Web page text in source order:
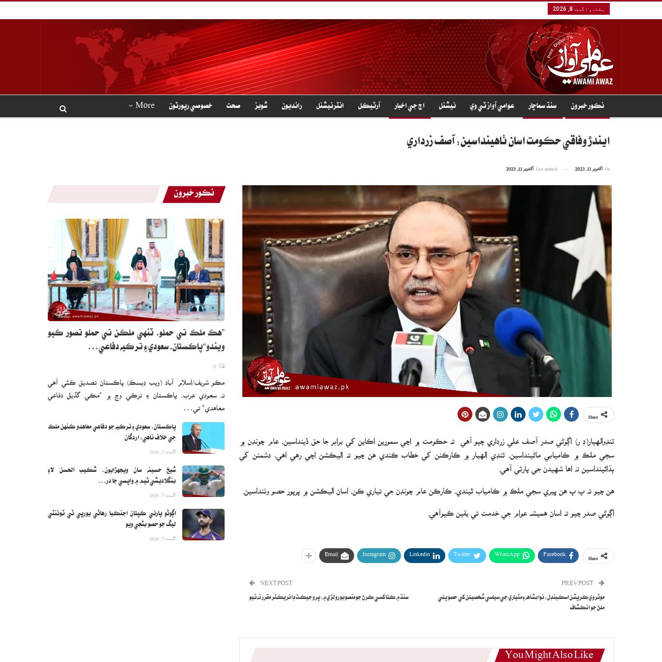
ہفتہ, اگست 8, 2026
نڪور خبرون سنڌ سماچار عوامي آواز ٽي وي نيشنل اڄ جي اخبار آرٽيڪل انٽرنيشنل رانديون شوبز صحت خصوصي رپورٽون More
ايندڙ وفاقي حڪومت اسان ٺاهينداسين: آصف زرداري
اکتوبر 11, 2023 اکتوبر 11, 2023
ٽنڊوالهيار(ڊ ر) اڳوڻي صدر آصف علي زرداري چيو آهي ته حڪومت ۾ اچي سمورين اڪاين کي برابر جا حق ڏينداسين، عام چونڊن ۾
سڄي ملڪ ۾ ڪاميابي ماڻينداسين، ٽنڊي الهيار ۾ ڪارڪنن کي خطاب ڪندي هن چيو ته اليڪشن اچي رهي اهي، دشمنن کي
ٻڌائينداسين ته اها شهيدن جي پارٽي آهي.
هن چيو ته پ پ هن ڀيري سڄي ملڪ ۾ ڪامياب ٿيندي، ڪارڪن عام چونڊن جي تياري ڪن، اسان اليڪشن ۾ ڀرپور حصو وٺنداسين.
اڳوڻي صدر چيو ته اسان هميشه عوام جي خدمت تي يقين ڪيوآهي.
Facebook
WhatsApp
Twitter
Linkedin
Instagram
Email
موٽروي ڪرپشن اسڪينڊل: نوابشاهه ۽ مٽياري جي سياسي شخصيتن کي حصو پتي
ملڻ جو انڪشاف
NEXT POST
سنڌ ۾ ڪتا کسي ڪرڻ جو منصوبو رولڙي ۾، پروجيڪٽ ڊائريڪٽر مقرر نه ٿيو
You Might Also Like
نڪور خبرون
”هڪ ملڪ تي حملو، ٽنهي ملڪن تي حملو تصور ڪيو
ويندو“پاڪستان، سعودي ۽ ترڪيه دفاعي…
مڪو شريف/اسلام آباد (ويب ڊيسڪ) پاڪستان تصديق ڪئي آهي
ته سعودي عرب، پاڪستان ۽ ترڪي وچ ۾ ”مڪي گڏيل دفاعي
معاهدي“ تي…
پاڪستان، سعودي ۽ ترڪيه جو دفاعي معاهدو ڪنهن ملڪ
جي خلاف ناهي: اردگان
اگست 7, 2026
شيخ حسينه سان ويجهڙايون، شڪيب الحسن لاءِ
بنگلاديشي ٽيم ۾ واپسي جا در…
اگست 7, 2026
اڳوڻو ڀارتي ڪپتان اجنڪيا رهاڻي يورپي ٽي ٽوئنٽي
ليگ جو حصو بڻجي ويو
اگست 7, 2026